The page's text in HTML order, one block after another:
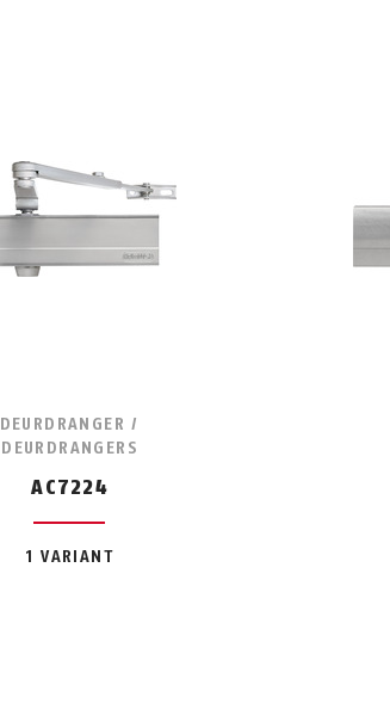
DEURDRANGER /
DEURDRANGERS
AC7224
1 VARIANT